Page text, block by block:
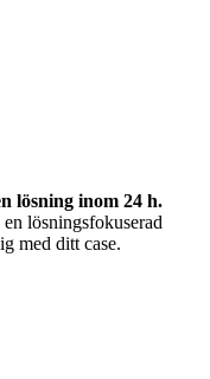
lösning inom 24 h.
lösningsfokuserad
med ditt case.